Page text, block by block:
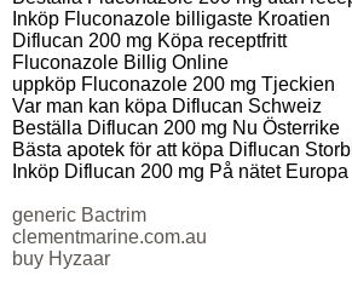
Inköp Fluconazole billigaste Kroatien
Diflucan 200 mg Köpa receptfritt
Fluconazole Billig Online
uppköp Fluconazole 200 mg Tjeckien
Var man kan köpa Diflucan Schweiz
Beställa Diflucan 200 mg Nu Österrike
Bästa apotek för att köpa Diflucan
Inköp Diflucan 200 mg På nätet Europa
generic Bactrim
clementmarine.com.au
buy Hyzaar